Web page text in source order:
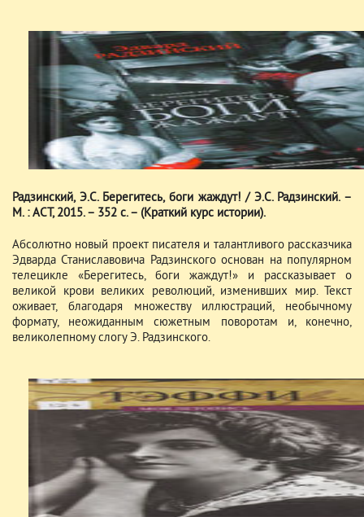
Радзинский, Э.С. Берегитесь, боги жаждут! / Э.С. Радзинский. –
М. : АСТ, 2015. – 352 с. – (Краткий курс истории).
Абсолютно новый проект писателя и талантливого рассказчика
Эдварда Станиславовича Радзинского основан на популярном
телецикле «Берегитесь, боги жаждут!» и рассказывает о
великой крови великих революций, изменивших мир. Текст
оживает, благодаря множеству иллюстраций, необычному
формату, неожиданным сюжетным поворотам и, конечно,
великолепному слогу Э. Радзинского.